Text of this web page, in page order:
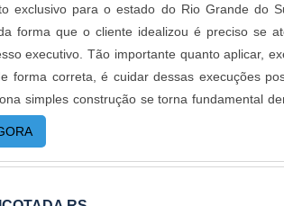
exclusivo para o estado do Rio Grande do
forma que o cliente idealizou é preciso se
executivo. Tão importante quanto aplicar,
forma correta, é cuidar dessas execuções
simples construção se torna fundamental
reforma.O PRODUTO GARANTE UMA
são utilizadas para proteger os
caso, os profissionais da construtora,